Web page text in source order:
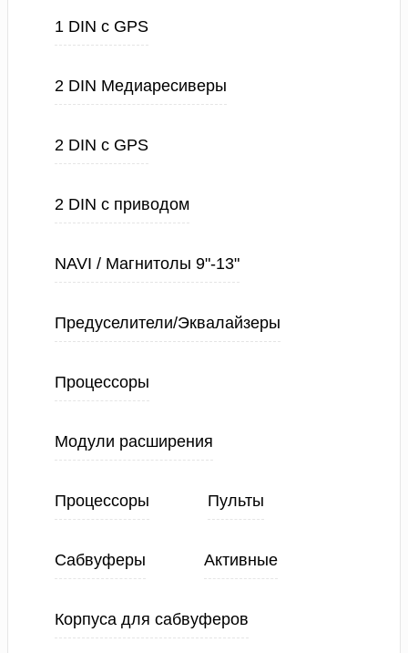
1 DIN с GPS
2 DIN Медиаресиверы
2 DIN с GPS
2 DIN с приводом
NAVI / Магнитолы 9"-13"
Предуселители/Эквалайзеры
Процессоры
Модули расширения
Процессоры Пульты
Сабвуферы Активные
Корпуса для сабвуферов